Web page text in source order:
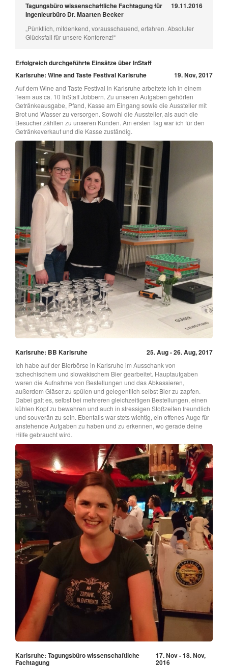
Tagungsbüro wissenschaftliche Fachtagung für
Ingenieurbüro Dr. Maarten Becker
19.11.2016
„Pünktlich, mitdenkend, vorausschauend, erfahren. Absoluter
Glücksfall für unsere Konferenz!“
Erfolgreich durchgeführte Einsätze über InStaff
Karlsruhe: Wine and Taste Festival Karlsruhe
19. Nov, 2017
Auf dem Wine and Taste Festival in Karlsruhe arbeitete ich in einem
Team aus ca. 10 InStaff Jobbern. Zu unseren Aufgaben gehörten
Getränkeausgabe, Pfand, Kasse am Eingang sowie die Aussteller mit
Brot und Wasser zu versorgen. Sowohl die Aussteller, als auch die
Besucher zählten zu unseren Kunden. Am ersten Tag war ich für den
Getränkeverkauf und die Kasse zuständig.
Karlsruhe: BB Karlsruhe 25. Aug - 26. Aug, 2017
Ich habe auf der Bierbörse in Karlsruhe im Ausschank von
tschechischem und slowakischem Bier gearbeitet. Hauptaufgaben
waren die Aufnahme von Bestellungen und das Abkassieren,
außerdem Gläser zu spülen und gelegentlich selbst Bier zu zapfen.
Dabei galt es, selbst bei mehreren gleichzeitigen Bestellungen, einen
kühlen Kopf zu bewahren und auch in stressigen Stoßzeiten freundlich
und souverän zu sein. Ebenfalls war stets wichtig, ein offenes Auge für
anstehende Aufgaben zu haben und zu erkennen, wo gerade deine
Hilfe gebraucht wird.
Karlsruhe: Tagungsbüro wissenschaftliche
Fachtagung
17. Nov - 18. Nov,
2016